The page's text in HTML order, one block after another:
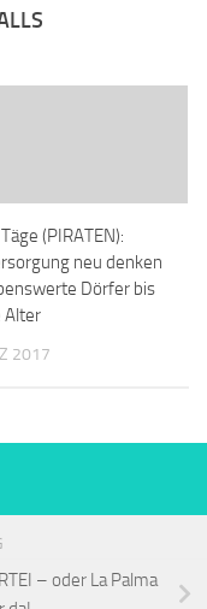
(PIRATEN):
neu denken
Dörfer bis
Alter
2017
– oder La Palma